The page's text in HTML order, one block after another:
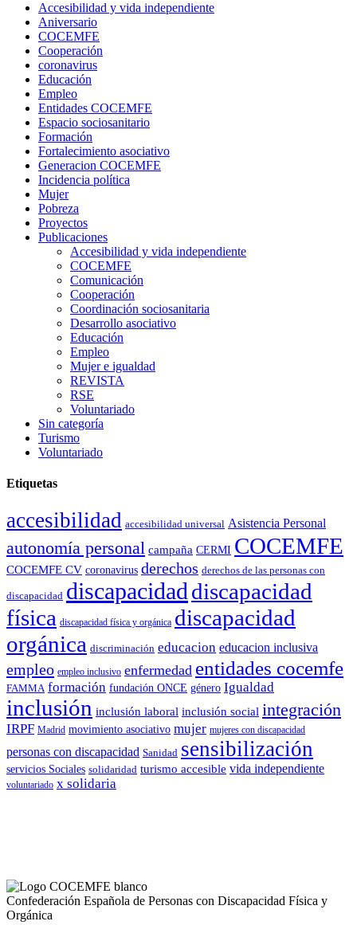
Accesibilidad y vida independiente
Aniversario
COCEMFE
Cooperación
coronavirus
Educación
Empleo
Entidades COCEMFE
Espacio sociosanitario
Formación
Fortalecimiento asociativo
Generacion COCEMFE
Incidencia política
Mujer
Pobreza
Proyectos
Publicaciones
Accesibilidad y vida independiente
COCEMFE
Comunicación
Cooperación
Coordinación sociosanitaria
Desarrollo asociativo
Educación
Empleo
Mujer e igualdad
REVISTA
RSE
Voluntariado
Sin categoría
Turismo
Voluntariado
Etiquetas
accesibilidad accesibilidad universal Asistencia Personal
autonomía personal campaña CERMI COCEMFE
COCEMFE CV coronavirus derechos derechos de las personas con
discapacidad discapacidad discapacidad
física discapacidad física y orgánica discapacidad
orgánica discriminación educacion educacion inclusiva
empleo empleo inclusivo enfermedad entidades cocemfe
FAMMA formación fundación ONCE género Igualdad
inclusión inclusión laboral inclusión social integración
IRPF Madrid movimiento asociativo mujer mujeres con discapacidad
personas con discapacidad Sanidad sensibilización
servicios Sociales solidaridad turismo accesible vida independiente
voluntariado x solidaria
Confederación Española de Personas con Discapacidad Física y
Orgánica